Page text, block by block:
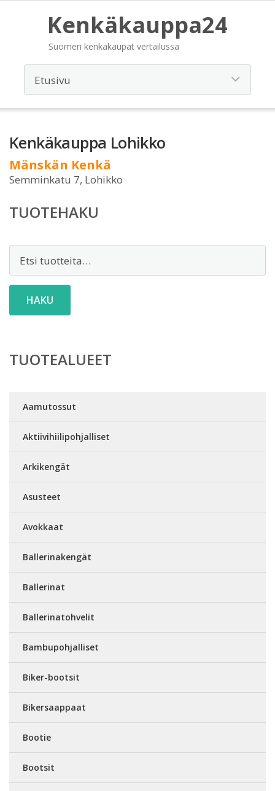
Kenkäkauppa24
Suomen kenkäkaupat vertailussa
Kenkäkauppa Lohikko
Mänskän Kenkä
Semminkatu 7, Lohikko
TUOTEHAKU
HAKU
TUOTEALUEET
Aamutossut
Aktiivihiilipohjalliset
Arkikengät
Asusteet
Avokkaat
Ballerinakengät
Ballerinat
Ballerinatohvelit
Bambupohjalliset
Biker-bootsit
Bikersaappaat
Bootie
Bootsit